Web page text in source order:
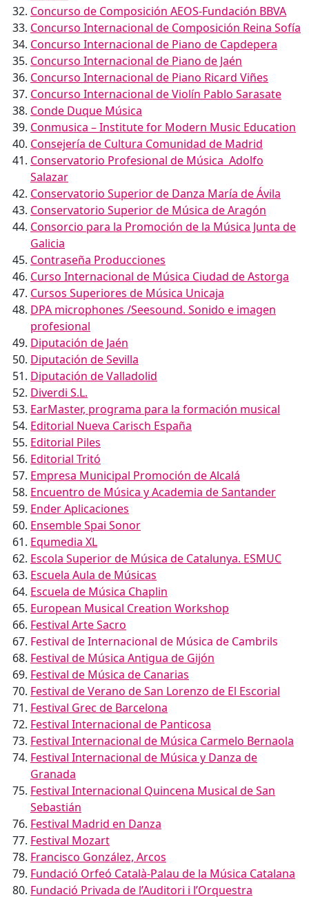
Concurso de Composición AEOS-Fundación BBVA
Concurso Internacional de Composición Reina Sofía
Concurso Internacional de Piano de Capdepera
Concurso Internacional de Piano de Jaén
Concurso Internacional de Piano Ricard Viñes
Concurso Internacional de Violín Pablo Sarasate
Conde Duque Música
Conmusica – Institute for Modern Music Education
Consejería de Cultura Comunidad de Madrid
Conservatorio Profesional de Música Adolfo
Salazar
Conservatorio Superior de Danza María de Ávila
Conservatorio Superior de Música de Aragón
Consorcio para la Promoción de la Música Junta de
Galicia
Contraseña Producciones
Curso Internacional de Música Ciudad de Astorga
Cursos Superiores de Música Unicaja
DPA microphones /Seesound. Sonido e imagen
profesional
Diputación de Jaén
Diputación de Sevilla
Diputación de Valladolid
Diverdi S.L.
EarMaster, programa para la formación musical
Editorial Nueva Carisch España
Editorial Piles
Editorial Tritó
Empresa Municipal Promoción de Alcalá
Encuentro de Música y Academia de Santander
Ender Aplicaciones
Ensemble Spai Sonor
Equmedia XL
Escola Superior de Música de Catalunya. ESMUC
Escuela Aula de Músicas
Escuela de Música Chaplin
European Musical Creation Workshop
Festival Arte Sacro
Festival de Internacional de Música de Cambrils
Festival de Música Antigua de Gijón
Festival de Música de Canarias
Festival de Verano de San Lorenzo de El Escorial
Festival Grec de Barcelona
Festival Internacional de Panticosa
Festival Internacional de Música Carmelo Bernaola
Festival Internacional de Música y Danza de
Granada
Festival Internacional Quincena Musical de San
Sebastián
Festival Madrid en Danza
Festival Mozart
Francisco González, Arcos
Fundació Orfeó Català-Palau de la Música Catalana
Fundació Privada de l’Auditori i l’Orquestra